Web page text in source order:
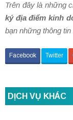
Trên đây là những
ký địa điểm kinh
bạn những thông
Facebook Twitter
DỊCH VỤ KHÁC